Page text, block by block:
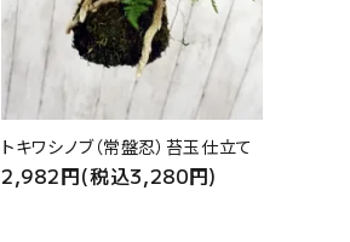
トキワシノブ（常盤忍）苔玉仕立て
2,982円(税込3,280円)